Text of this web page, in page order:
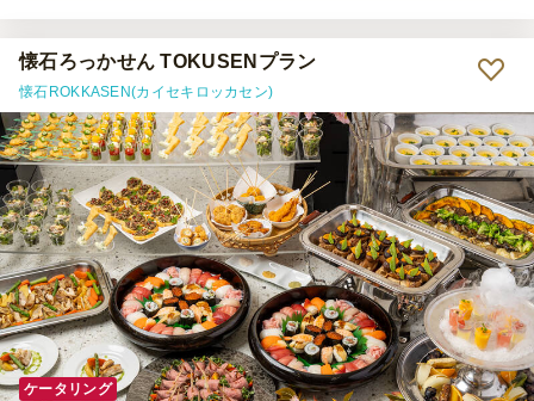
懐石ろっかせん TOKUSENプラン
懐石ROKKASEN(カイセキロッカセン)
ケータリング